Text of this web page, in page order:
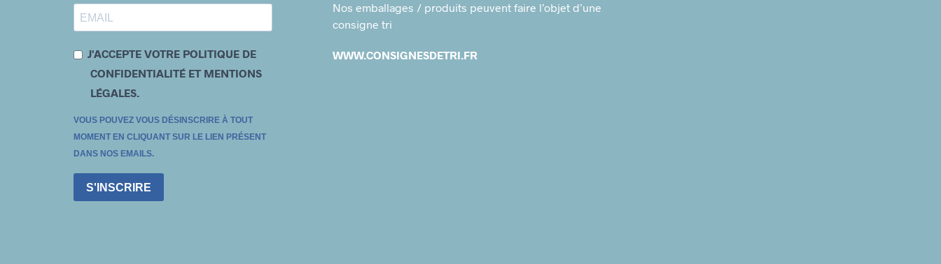
J'ACCEPTE VOTRE POLITIQUE DE
CONFIDENTIALITÉ ET MENTIONS
LÉGALES.
VOUS POUVEZ VOUS DÉSINSCRIRE À TOUT
MOMENT EN CLIQUANT SUR LE LIEN PRÉSENT
DANS NOS EMAILS.
S'INSCRIRE
Nos emballages / produits peuvent faire l’objet d’une
consigne tri
WWW.CONSIGNESDETRI.FR